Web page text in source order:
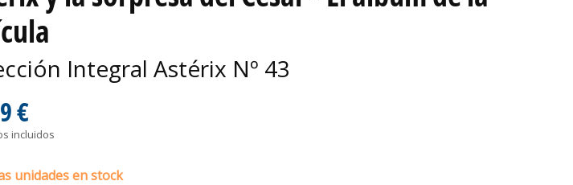
Integral Astérix Nº 43
€
incluidos
unidades en stock